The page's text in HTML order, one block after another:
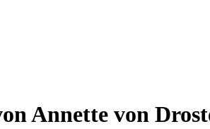
Annette von